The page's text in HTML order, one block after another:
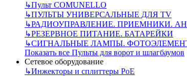
↳Пульт СOMUNELLO
↳ПУЛЬТЫ УНИВЕРСАЛЬНЫЕ ДЛЯ TV
↳РАДИОУПРАВЛЕНИЕ. ПРИЕМНИКИ.
↳РЕЗЕРВНОЕ ПИТАНИЕ. БАТАРЕЙКИ
↳СИГНАЛЬНЫЕ ЛАМПЫ.
Показать все Пульты для ворот и шлагбаумов
Сетевое оборудование
↳Инжекторы и сплиттеры РоЕ